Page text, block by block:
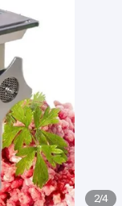
2/4